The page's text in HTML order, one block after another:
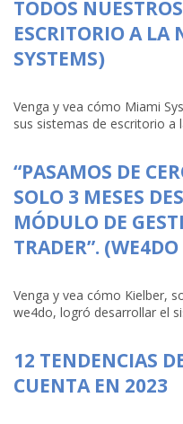
TODOS
ESCRITORIO A LA
SYSTEMS)
Venga y vea cómo Miami
sus sistemas de escritorio a
“PASAMOS DE
SOLO 3 MESES
MÓDULO DE
TRADER”.
Venga y vea cómo Kielber,
we4do, logró desarrollar el
12 TENDENCIAS
CUENTA EN 2023